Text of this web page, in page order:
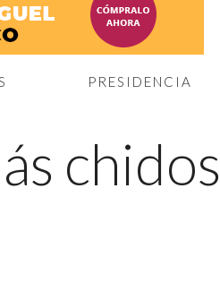
PRESIDENCIA